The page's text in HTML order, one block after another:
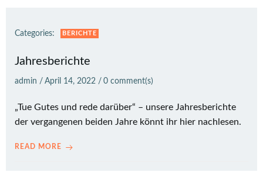
Categories: BERICHTE
Jahresberichte
admin / April 14, 2022 / 0 comment(s)
„Tue Gutes und rede darüber“ – unsere Jahresberichte
der vergangenen beiden Jahre könnt ihr hier nachlesen.
READ MORE